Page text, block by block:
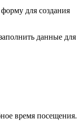
для создания
данные для
время посещения.